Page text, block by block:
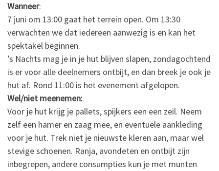
Wanneer:
7 juni om 13:00 gaat het terrein open. Om 13:30
verwachten we dat iedereen aanwezig is en kan het
spektakel beginnen.
’s Nachts mag je in je hut blijven slapen, zondagochtend
is er voor alle deelnemers ontbijt, en dan breek je ook je
hut af. Rond 11:00 is het evenement afgelopen.
Wel/niet meenemen:
Voor je hut krijg je pallets, spijkers een een zeil. Neem
zelf een hamer en zaag mee, en eventuele aankleding
voor je hut. Trek niet je nieuwste kleren aan, maar wel
stevige schoenen. Ranja, avondeten en ontbijt zijn
inbegrepen, andere consumpties kun je met munten